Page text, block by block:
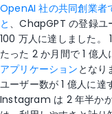
OpenAI 社の共同創業
と 、ChapGPT の登録ユ
100 万人に達しました。
たった 2 か月間で 1 億人
アプリケーション となり
ユーザー数が 1 億人に達
Instagram は 2 年半かか